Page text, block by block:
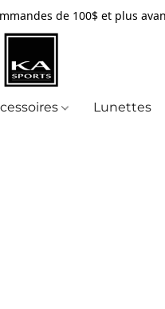
de 100$ et plus
Lunettes